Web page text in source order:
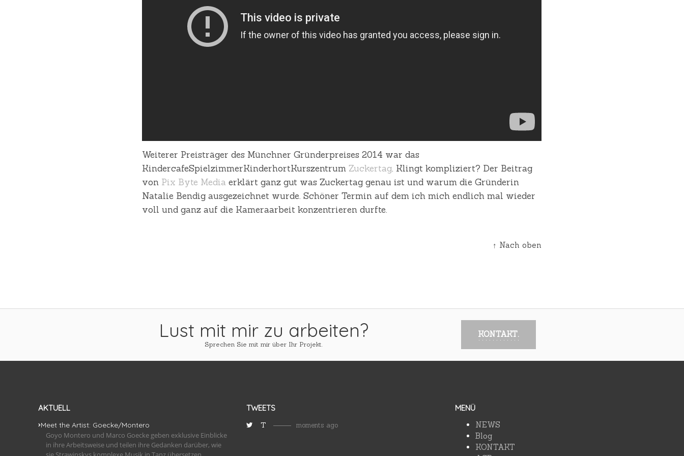
Weiterer Preisträger des Münchner Gründerpreises 2014 war das
KindercafeSpielzimmerKinderhortKurszentrum Zuckertag. Klingt kompliziert? Der Beitrag
von Pix Byte Media erklärt ganz gut was Zuckertag genau ist und warum die Gründerin
Natalie Bendig ausgezeichnet wurde. Schöner Termin auf dem ich mich endlich mal wieder
voll und ganz auf die Kameraarbeit konzentrieren durfte.
↑ Nach oben
Lust mit mir zu arbeiten?
Sprechen Sie mit mir über Ihr Projekt.
KONTAKT.
AKTUELL
Meet the Artist: Goecke/Montero
Goyo Montero und Marco Goecke geben exklusive Einblicke
in ihre Arbeitsweise und teilen ihre Gedanken darüber, wie
TWEETS
T moments ago
MENÜ
NEWS
Blog
KONTAKT